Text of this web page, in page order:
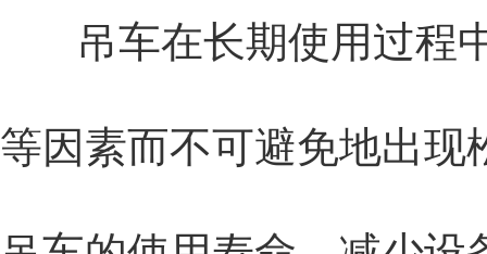
吊车在长期使用过程
等因素而不可避免地出